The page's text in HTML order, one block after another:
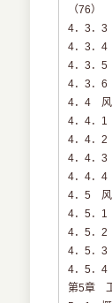
（76）
4．3．3
4．3．4
4．3．5
4．3．6
4．4 风
4．4．1
4．4．2
4．4．3
4．4．4
4．5 风
4．5．1
4．5．2
4．5．3
4．5．4
第5章 工